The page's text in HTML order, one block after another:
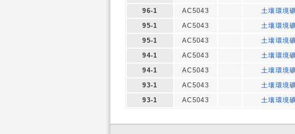
96-1
AC5043 土壤環境
95-1
AC5043 土壤環境
95-1
AC5043 土壤環境
94-1
AC5043 土壤環境
94-1
AC5043 土壤環境
93-1
AC5043 土壤環境
93-1
AC5043 土壤環境